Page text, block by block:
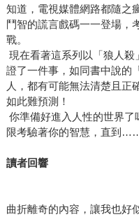
知道，電視媒體網路都隨之
鬥智的謊言戲碼一一登場，
戰。
現在看著這系列以「狼人
證了一件事，如同書中說的
人，都有可能無法清楚且正
如此難預測！
你準備好進入人性的世界
限考驗著你的智慧，直到
讀者回響
曲折離奇的內容，讓我也好